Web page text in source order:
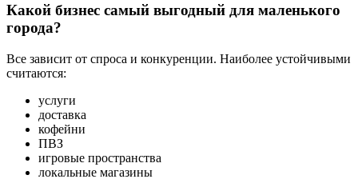
Какой бизнес самый выгодный для маленького
города?
Все зависит от спроса и конкуренции. Наиболее устойчивыми
считаются:
услуги
доставка
кофейни
ПВЗ
игровые пространства
локальные магазины